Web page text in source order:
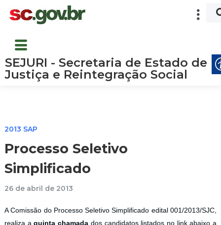
SEJURI - Secretaria de Estado de
Justiça e Reintegração Social
2013 SAP
Processo Seletivo
Simplificado
26 de abril de 2013
A Comissão do Processo Seletivo Simplificado edital 001/2013/SJC,
realiza aquinta chamada dos candidatos listados no link abaixo a